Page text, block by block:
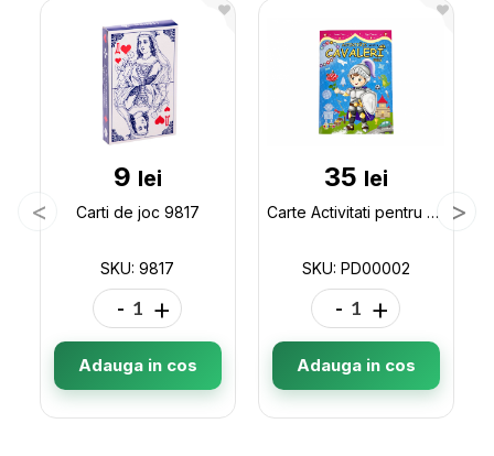
9 lei
Carti de joc 9817
SKU: 9817
- +
Adauga in cos
35 lei
Carte Activitati pentru cavaleri mici PD00002
SKU: PD00002
- +
Adauga in cos